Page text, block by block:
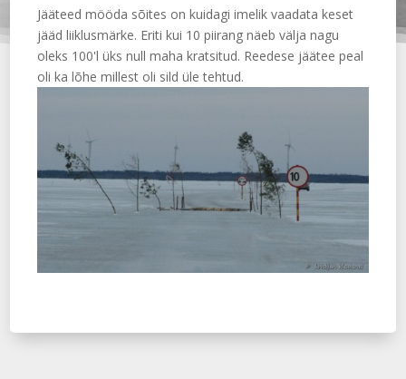
Jääteed mööda sõites on kuidagi imelik vaadata keset
jääd liiklusmärke. Eriti kui 10 piirang näeb välja nagu
oleks 100'l üks null maha kratsitud. Reedese jäätee peal
oli ka lõhe millest oli sild üle tehtud.